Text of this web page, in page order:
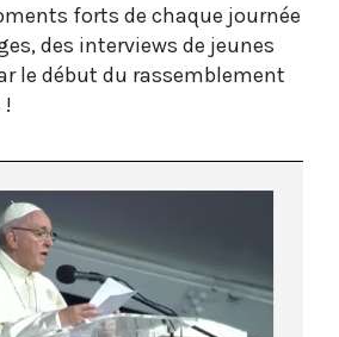
forts de chaque journée
des interviews de jeunes
le début du rassemblement
!